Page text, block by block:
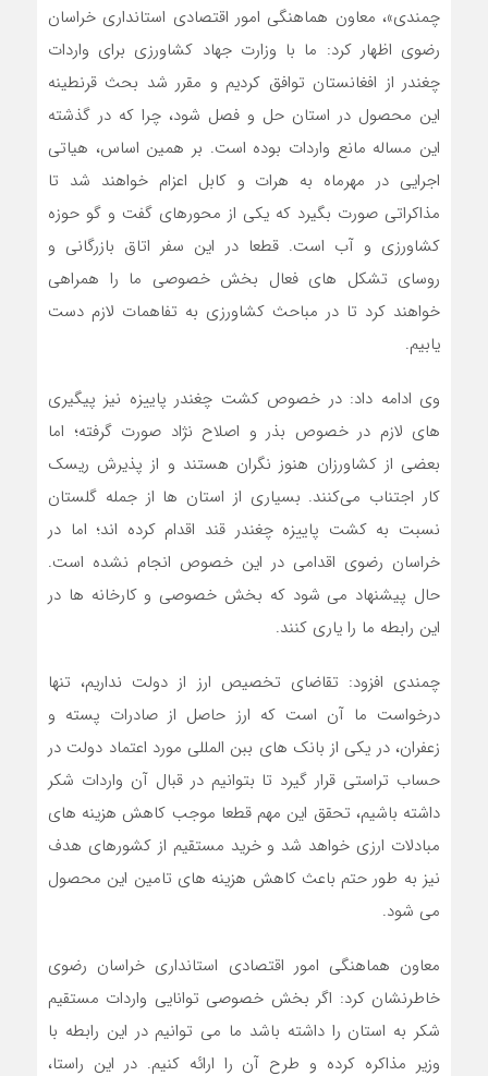
چمندی»، معاون هماهنگی امور اقتصادی استانداری خراسان
رضوی اظهار کرد: ما با وزارت جهاد کشاورزی برای واردات
چغندر از افغانستان توافق کردیم و مقرر شد بحث قرنطینه
این محصول در استان حل و فصل شود، چرا که در گذشته
این مساله مانع واردات بوده است. بر همین اساس، هیاتی
اجرایی در مهرماه به هرات و کابل اعزام خواهند شد تا
مذاکراتی صورت بگیرد که یکی از محورهای گفت و گو حوزه
کشاورزی و آب است. قطعا در این سفر اتاق بازرگانی و
روسای تشکل های فعال بخش خصوصی ما را همراهی
خواهند کرد تا در مباحث کشاورزی به تفاهمات لازم دست
یابیم.
وی ادامه داد: در خصوص کشت چغندر پاییزه نیز پیگیری
های لازم در خصوص بذر و اصلاح نژاد صورت گرفته؛ اما
بعضی از کشاورزان هنوز نگران هستند و از پذیرش ریسک
کار اجتناب می‌کنند. بسیاری از استان ها از جمله گلستان
نسبت به کشت پاییزه چغندر قند اقدام کرده اند؛ اما در
خراسان رضوی اقدامی در این خصوص انجام نشده است.
حال پیشنهاد می شود که بخش خصوصی و کارخانه ها در
این رابطه ما را یاری کنند.
چمندی افزود: تقاضای تخصیص ارز از دولت نداریم، تنها
درخواست ما آن است که ارز حاصل از صادرات پسته و
زعفران، در یکی از بانک های ببن المللی مورد اعتماد دولت در
حساب تراستی قرار گیرد تا بتوانیم در قبال آن واردات شکر
داشته باشیم، تحقق این مهم قطعا موجب کاهش هزینه های
مبادلات ارزی خواهد شد و خرید مستقیم از کشورهای هدف
نیز به طور حتم باعث کاهش هزینه های تامین این محصول
می شود.
معاون هماهنگی امور اقتصادی استانداری خراسان رضوی
خاطرنشان کرد: اگر بخش خصوصی توانایی واردات مستقیم
شکر به استان را داشته باشد ما می توانیم در این رابطه با
وزیر مذاکره کرده و طرح آن را ارائه کنیم. در این راستا،